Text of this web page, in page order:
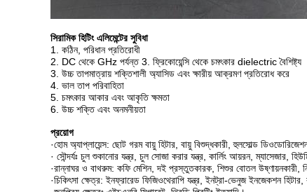
সিরামিক হিটিং এলিমেন্টের সুবিধা
1. কঠিন, পরিধান প্রতিরোধী
2. DC থেকে GHz পর্যন্ত 3. ফ্রিকোয়েন্সি থেকে চমৎকার dielectric বৈশিষ্ট্য
3. উচ্চ তাপমাত্রায় শক্তিশালী অ্যাসিড এবং ক্ষারীয় আক্রমণ প্রতিরোধ করে
4. ভাল তাপ পরিবাহিতা
5. চমৎকার আকার এবং আকৃতি ক্ষমতা
6. উচ্চ শক্তি এবং অনমনীয়তা
প্রয়োগ
·হোম অ্যাপ্লায়েন্স: ছোট গরম বায়ু হিটার, বায়ু বিশুদ্ধকারী, হুলসোল্ড
· সৌন্দর্যঃ চুল শুকানোর যন্ত্র, চুল সোজা করার যন্ত্র, কার্লিং আয়রন, ম্যাসেজার,
·রান্নাঘর ও বাথরুম: কফি মেশিন, দই প্রস্তুতকারক, শিশুর বোতল উষ্ণায়নকারী,
·চিকিৎসা ক্ষেত্র: ইনফ্রারেড ফিজিওথেরাপি যন্ত্র, ইনট্রা-ভেনুজ ইনজেকশন হিটার,